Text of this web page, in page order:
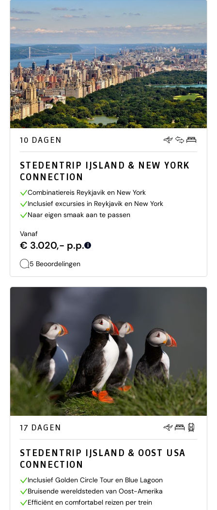
10 DAGEN
STEDENTRIP IJSLAND & NEW YORK
CONNECTION
Combinatiereis Reykjavik en New York
Inclusief excursies in Reykjavik en New York
Naar eigen smaak aan te passen
Vanaf
€ 3.020,- p.p. i
5 Beoordelingen
17 DAGEN
STEDENTRIP IJSLAND & OOST USA
CONNECTION
Inclusief Golden Circle Tour en Blue Lagoon
Bruisende wereldsteden van Oost-Amerika
Efficiënt en comfortabel reizen per trein